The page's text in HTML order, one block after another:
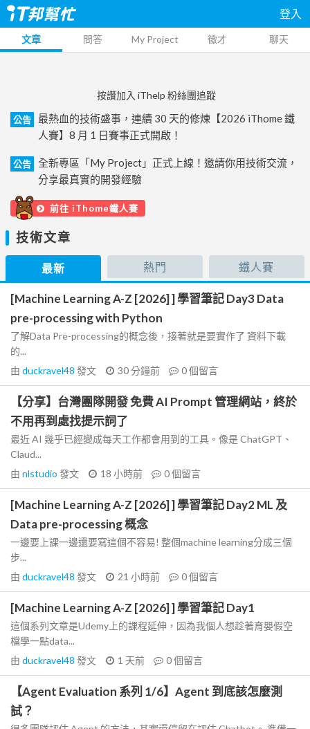
登入
文章 問答 My Project 徵才 聊天
按讚加入 iThelp 粉絲團追蹤
公告
最熱血的技術盛事，連續 30 天的修煉【2026 iThome 鐵
人賽】8 月 1 日賽事正式開啟！
公告
全新專區「My Project」正式上線！邀請你用技術交流，
分享最真實的開發經驗
前往 iThome鐵人賽
技術文章
最新 熱門 鐵人賽
[Machine Learning A-Z [2026] ] 學習筆記 Day3 Data
pre-processing with Python
了解Data Pre-processing的概念後，接著就是要實作了 資料下載
的...
由 duckravel48 發文 30 分鐘前 0個留言
【分享】台灣團隊開發 免費 AI Prompt 管理網站，終於
不用再到處找提示詞了
最近 AI 幾乎已經變成每天工作都會用到的工具。像是 ChatGPT、
Claud...
由 nlstudio 發文 18 小時前 0個留言
[Machine Learning A-Z [2026] ] 學習筆記 Day2 ML 及
Data pre-processing 概念
一邊要上課一邊還要寫這個不容易! 整個machine learning分成三個
步...
由 duckravel48 發文 21 小時前 0個留言
[Machine Learning A-Z [2026] ] 學習筆記 Day1
這個系列文章是Udemy上的課程延伸，因為我個人想趁著育嬰假空
檔學一點data...
由 duckravel48 發文 1 天前 0個留言
【Agent Evaluation 系列 1/6】Agent 到底該怎麼測
試？